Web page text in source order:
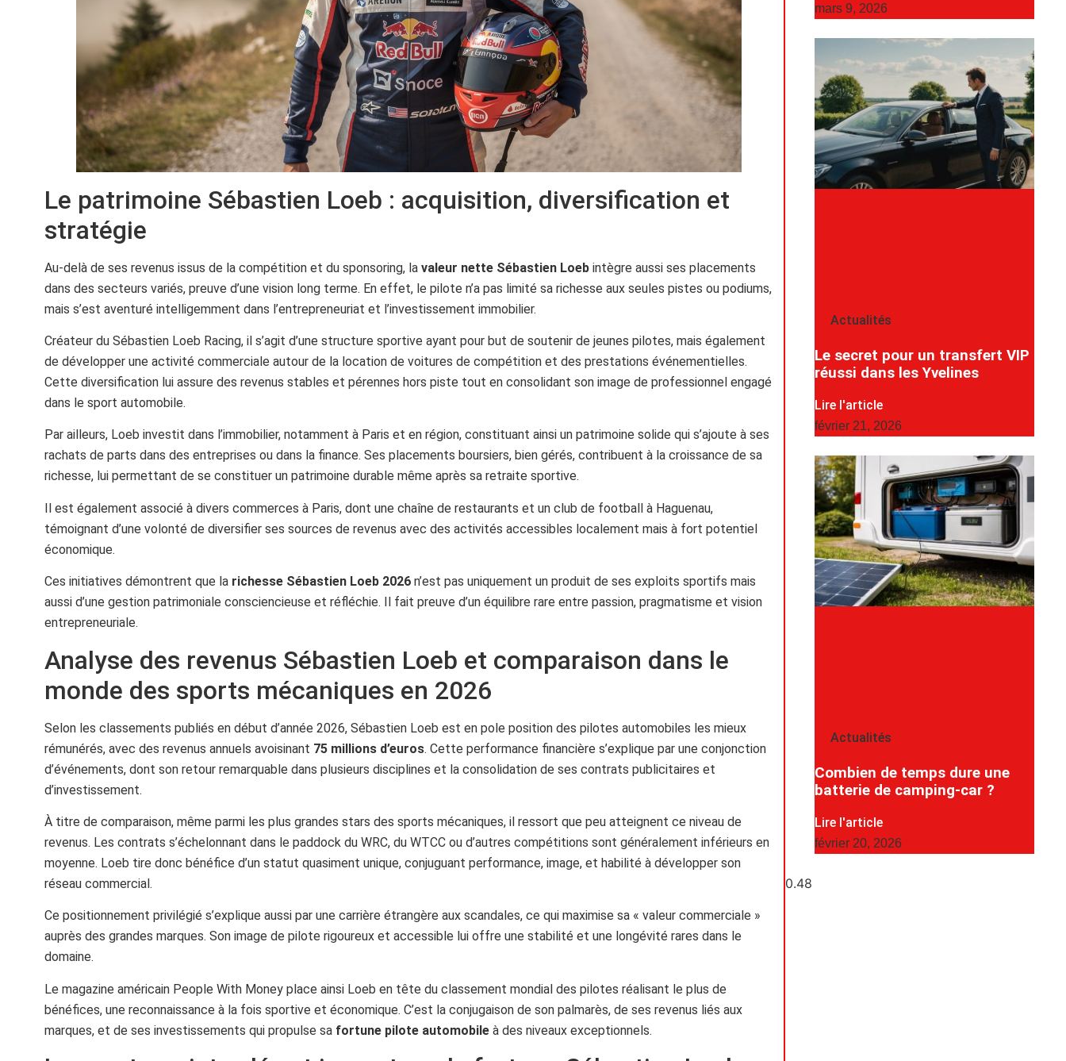
Le patrimoine Sébastien Loeb : acquisition, diversification et
stratégie
Au-delà de ses revenus issus de la compétition et du sponsoring, la valeur nette Sébastien Loeb intègre aussi ses placements
dans des secteurs variés, preuve d’une vision long terme. En effet, le pilote n’a pas limité sa richesse aux seules pistes ou podiums,
mais s’est aventuré intelligemment dans l’entrepreneuriat et l’investissement immobilier.
Créateur du Sébastien Loeb Racing, il s’agit d’une structure sportive ayant pour but de soutenir de jeunes pilotes, mais également
de développer une activité commerciale autour de la location de voitures de compétition et des prestations événementielles.
Cette diversification lui assure des revenus stables et pérennes hors piste tout en consolidant son image de professionnel engagé
dans le sport automobile.
Par ailleurs, Loeb investit dans l’immobilier, notamment à Paris et en région, constituant ainsi un patrimoine solide qui s’ajoute à ses
rachats de parts dans des entreprises ou dans la finance. Ses placements boursiers, bien gérés, contribuent à la croissance de sa
richesse, lui permettant de se constituer un patrimoine durable même après sa retraite sportive.
Il est également associé à divers commerces à Paris, dont une chaîne de restaurants et un club de football à Haguenau,
témoignant d’une volonté de diversifier ses sources de revenus avec des activités accessibles localement mais à fort potentiel
économique.
Ces initiatives démontrent que la richesse Sébastien Loeb 2026 n’est pas uniquement un produit de ses exploits sportifs mais
aussi d’une gestion patrimoniale consciencieuse et réfléchie. Il fait preuve d’un équilibre rare entre passion, pragmatisme et vision
entrepreneuriale.
Analyse des revenus Sébastien Loeb et comparaison dans le
monde des sports mécaniques en 2026
Selon les classements publiés en début d’année 2026, Sébastien Loeb est en pole position des pilotes automobiles les mieux
rémunérés, avec des revenus annuels avoisinant 75 millions d’euros. Cette performance financière s’explique par une conjonction
d’événements, dont son retour remarquable dans plusieurs disciplines et la consolidation de ses contrats publicitaires et
d’investissement.
À titre de comparaison, même parmi les plus grandes stars des sports mécaniques, il ressort que peu atteignent ce niveau de
revenus. Les contrats s’échelonnant dans le paddock du WRC, du WTCC ou d’autres compétitions sont généralement inférieurs en
moyenne. Loeb tire donc bénéfice d’un statut quasiment unique, conjuguant performance, image, et habilité à développer son
réseau commercial.
Ce positionnement privilégié s’explique aussi par une carrière étrangère aux scandales, ce qui maximise sa « valeur commerciale »
auprès des grandes marques. Son image de pilote rigoureux et accessible lui offre une stabilité et une longévité rares dans le
domaine.
Le magazine américain People With Money place ainsi Loeb en tête du classement mondial des pilotes réalisant le plus de
bénéfices, une reconnaissance à la fois sportive et économique. C’est la conjugaison de son palmarès, de ses revenus liés aux
marques, et de ses investissements qui propulse sa fortune pilote automobile à des niveaux exceptionnels.
mars 9, 2026
Actualités
Le secret pour un transfert VIP
réussi dans les Yvelines
Lire l'article
février 21, 2026
Actualités
Combien de temps dure une
batterie de camping-car ?
Lire l'article
février 20, 2026